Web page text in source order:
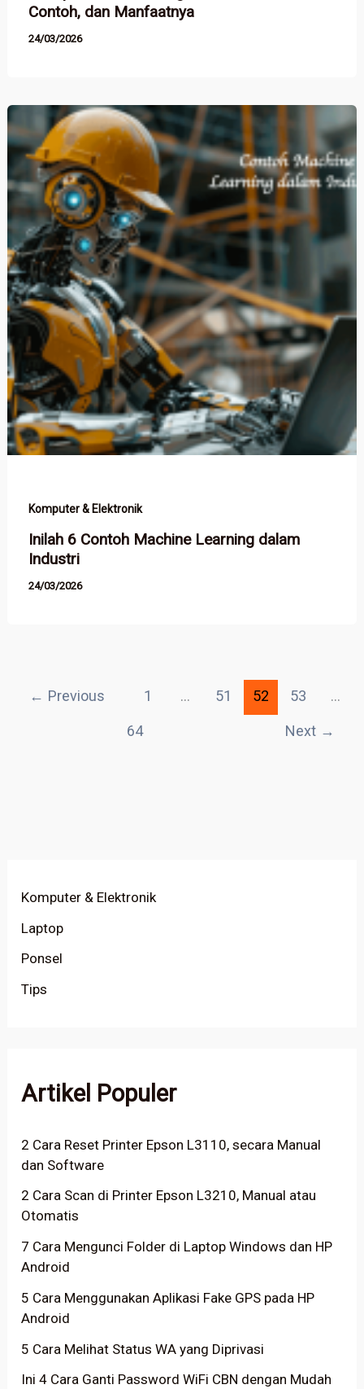
Contoh, dan Manfaatnya
24/03/2026
Komputer & Elektronik
Inilah 6 Contoh Machine Learning dalam
Industri
24/03/2026
← Previous 1 … 51 52 53 …
64 Next →
Komputer & Elektronik
Laptop
Ponsel
Tips
Artikel Populer
2 Cara Reset Printer Epson L3110, secara Manual
dan Software
2 Cara Scan di Printer Epson L3210, Manual atau
Otomatis
7 Cara Mengunci Folder di Laptop Windows dan HP
Android
5 Cara Menggunakan Aplikasi Fake GPS pada HP
Android
5 Cara Melihat Status WA yang Diprivasi
Ini 4 Cara Ganti Password WiFi CBN dengan Mudah